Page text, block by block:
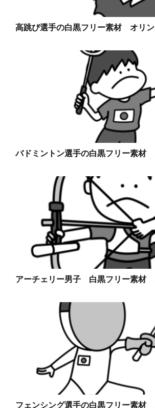
高跳び選手の白黒フリー素材 オリ
バドミントン選手の白黒フリー素材
アーチェリー男子 白黒フリー素材
フェンシング選手の白黒フリー素材